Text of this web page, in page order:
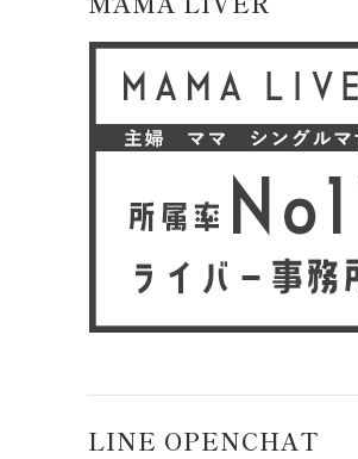
LINE OPENCHAT